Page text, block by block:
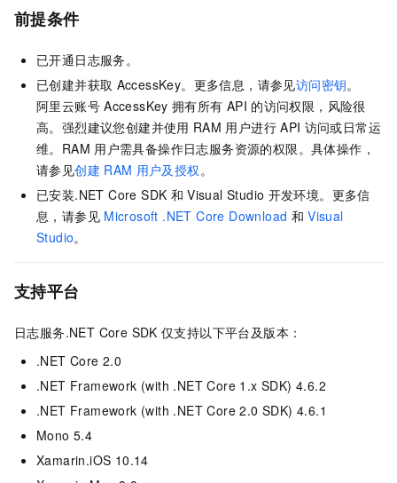
前提条件
已开通日志服务。
已创建并获取 AccessKey。更多信息，请参见访问密钥。
阿里云账号 AccessKey 拥有所有 API 的访问权限，风险很
高。强烈建议您创建并使用 RAM 用户进行 API 访问或日常运
维。RAM 用户需具备操作日志服务资源的权限。具体操作，
请参见创建 RAM 用户及授权。
已安装.NET Core SDK 和 Visual Studio 开发环境。更多信
息，请参见 Microsoft .NET Core Download 和 Visual
Studio。
支持平台
日志服务.NET Core SDK 仅支持以下平台及版本：
.NET Core 2.0
.NET Framework (with .NET Core 1.x SDK) 4.6.2
.NET Framework (with .NET Core 2.0 SDK) 4.6.1
Mono 5.4
Xamarin.iOS 10.14